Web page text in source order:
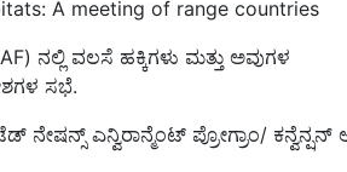
A meeting of range countries
ನಲ್ಲಿ ವಲಸೆ ಹಕ್ಕಿಗಳು ಮತ್ತು ಅವುಗಳ
ಸಭೆ.
ಎನ್ವಿರಾನ್ಮೆಂಟ್ ಪ್ರೋಗ್ರಾಂ/